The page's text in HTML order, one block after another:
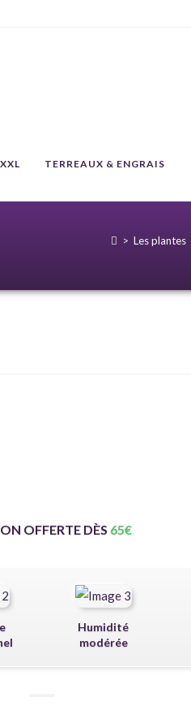
TERREAUX & ENGRAIS
> Les plantes
OFFERTE DÈS 65€
Humidité
modérée